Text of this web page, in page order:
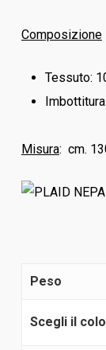
Composizione
Tessuto:
Misura: cm.
Peso
Scegli il